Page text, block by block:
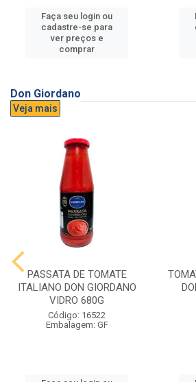
Faça seu login ou
cadastre-se para
ver preços e
comprar
Don Giordano
Veja mais
PASSATA DE TOMATE
ITALIANO DON GIORDANO
VIDRO 680G
Código: 16522
Embalagem: GF